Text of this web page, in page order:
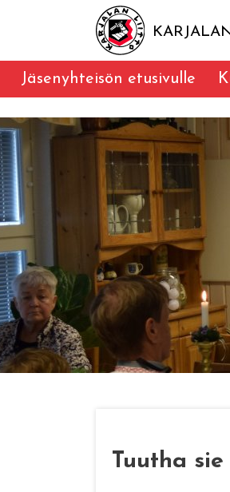
Jäsenyhteisön etusivulle
Tuutha